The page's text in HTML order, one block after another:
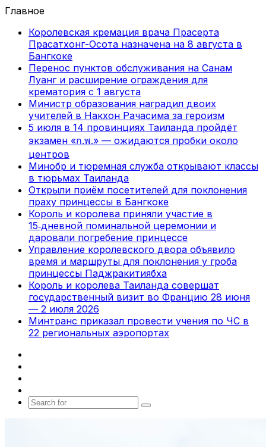
Главное
Королевская кремация врача Прасерта
Прасатхонг-Осота назначена на 8 августа в
Бангкоке
Перенос пунктов обслуживания на Санам
Луанг и расширение ограждения для
крематория с 1 августа
Министр образования наградил двоих
учителей в Накхон Рачасима за героизм
5 июля в 14 провинциях Таиланда пройдёт
экзамен «ก.พ.» — ожидаются пробки около
центров
Минобр и тюремная служба открывают классы
в тюрьмах Таиланда
Открыли приём посетителей для поклонения
праху принцессы в Бангкоке
Король и королева приняли участие в
15‑дневной поминальной церемонии и
даровали погребение принцессе
Управление королевского двора объявило
время и маршруты для поклонения у гроба
принцессы Паджракитиябха
Король и королева Таиланда совершат
государственный визит во Францию 28 июня
— 2 июля 2026
Минтранс приказал провести учения по ЧС в
22 региональных аэропортах
Search